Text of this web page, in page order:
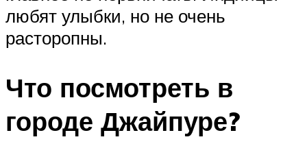
любят улыбки, но не очень
расторопны.
Что посмотреть в
городе Джайпуре?